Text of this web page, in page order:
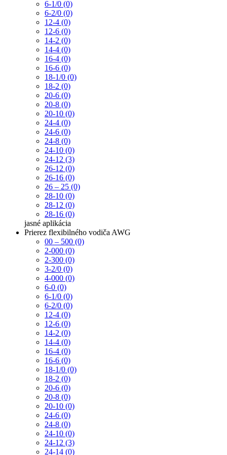
6-1/0 (0)
6-2/0 (0)
12-4 (0)
12-6 (0)
14-2 (0)
14-4 (0)
16-4 (0)
16-6 (0)
18-1/0 (0)
18-2 (0)
20-6 (0)
20-8 (0)
20-10 (0)
24-4 (0)
24-6 (0)
24-8 (0)
24-10 (0)
24-12 (3)
26-12 (0)
26-16 (0)
26 – 25 (0)
28-10 (0)
28-12 (0)
28-16 (0)
jasné aplikácia
Prierez flexibilného vodiča AWG
00 – 500 (0)
2-000 (0)
2-300 (0)
3-2/0 (0)
4-000 (0)
6-0 (0)
6-1/0 (0)
6-2/0 (0)
12-4 (0)
12-6 (0)
14-2 (0)
14-4 (0)
16-4 (0)
16-6 (0)
18-1/0 (0)
18-2 (0)
20-6 (0)
20-8 (0)
20-10 (0)
24-6 (0)
24-8 (0)
24-10 (0)
24-12 (3)
24-14 (0)